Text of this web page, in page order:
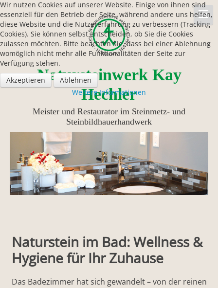
Natursteinwerk Kay
Hechler
Meister und Restaurator im Steinmetz- und
Steinbildhauerhandwerk
Naturstein im Bad: Wellness &
Hygiene für Ihr Zuhause
Das Badezimmer hat sich gewandelt – von der reinen
Wir nutzen Cookies auf unserer Website. Einige von ihnen sind
essenziell für den Betrieb der Seite, während andere uns helfen,
diese Website und die Nutzererfahrung zu verbessern (Tracking
Cookies). Sie können selbst entscheiden, ob Sie die Cookies
zulassen möchten. Bitte beachten Sie, dass bei einer Ablehnung
womöglich nicht mehr alle Funktionalitäten der Seite zur
Verfügung stehen.
Akzeptieren
Ablehnen
Weitere Informationen